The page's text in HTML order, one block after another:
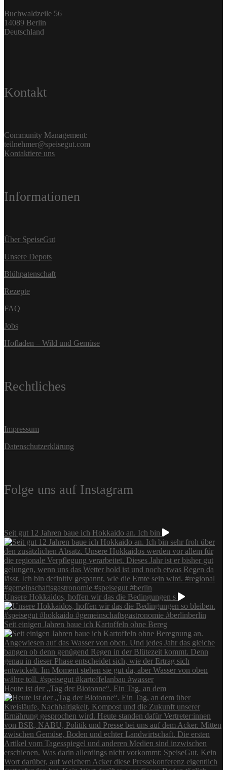
Buchwaldzeile 56
14089 Berlin
Deutschland
Kontakt
Community Management:
teilnehmer@speisegut.com
Kontaktiere uns
Informationen
Über SpeiseGut
Unsere Depots
Blühpatenschaft
Rezepte
FAQ
Jobs
Hofladen – Wild und Gemüse
Rechtliches
Impressum
Datenschutzerklärung
Folge uns auf Instagram
Seit gut 12 Jahren baue ich Hokkaido an. Ich bin
Unsere Hokkaidos, hoffen wir das die Bedingungen s
Seit einigen Jahren baue ich Kartoffeln ohne Bereg
Heute ist der „Tag der Biotonne“. Ein Tag, an dem